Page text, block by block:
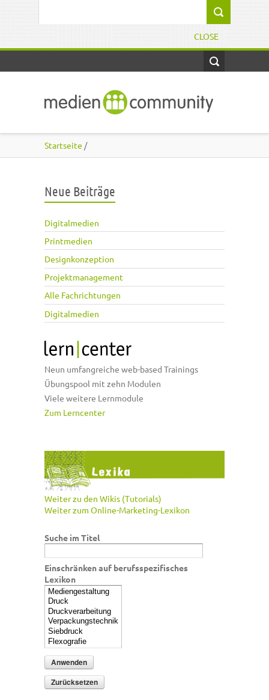
CLOSE
Startseite /
Neue Beiträge
Digitalmedien
Printmedien
Designkonzeption
Projektmanagement
Alle Fachrichtungen
Digitalmedien
Neun umfangreiche web-based Trainings
Übungspool mit zehn Modulen
Viele weitere Lernmodule
Zum Lerncenter
Weiter zu den Wikis (Tutorials)
Weiter zum Online-Marketing-Lexikon
Suche im Titel
Einschränken auf berufsspezifisches
Lexikon